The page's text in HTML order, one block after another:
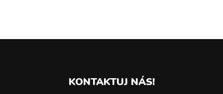
KONTAKTUJ NÁS!